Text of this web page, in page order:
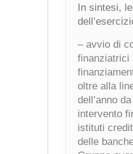
In sintesi,
– avvio di
finanziatrici
oltre alla
dell’anno
intervento
istituti
delle